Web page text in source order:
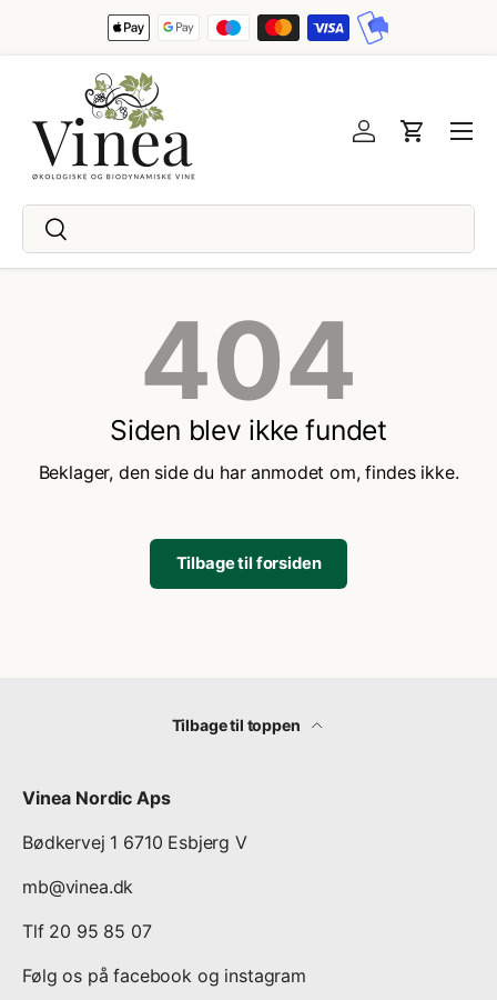
Spring til indhold
Søg
Søg
Log ind
Menu
404
Siden blev ikke fundet
Beklager, den side du har anmodet om, findes ikke.
Tilbage til forsiden
Tilbage til toppen
Vinea Nordic Aps
Bødkervej 1 6710 Esbjerg V
mb@vinea.dk
Tlf 20 95 85 07
Følg os på facebook og instagram